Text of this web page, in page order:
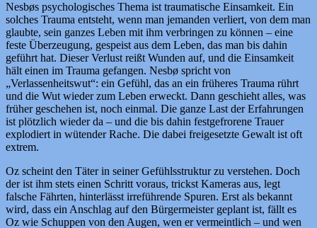
Nesbøs psychologisches Thema ist traumatische Einsamkeit. Ein
solches Trauma entsteht, wenn man jemanden verliert, von dem man
glaubte, sein ganzes Leben mit ihm verbringen zu können – eine
feste Überzeugung, gespeist aus dem Leben, das man bis dahin
geführt hat. Dieser Verlust reißt Wunden auf, und die Einsamkeit
hält einen im Trauma gefangen. Nesbø spricht von
„Verlassenheitswut“: ein Gefühl, das an ein früheres Trauma rührt
und die Wut wieder zum Leben erweckt. Dann geschieht alles, was
früher geschehen ist, noch einmal. Die ganze Last der Erfahrungen
ist plötzlich wieder da – und die bis dahin festgefrorene Trauer
explodiert in wütender Rache. Die dabei freigesetzte Gewalt ist oft
extrem.
Oz scheint den Täter in seiner Gefühlsstruktur zu verstehen. Doch
der ist ihm stets einen Schritt voraus, trickst Kameras aus, legt
falsche Fährten, hinterlässt irreführende Spuren. Erst als bekannt
wird, dass ein Anschlag auf den Bürgermeister geplant ist, fällt es
Oz wie Schuppen von den Augen, wen er vermeintlich – und wen